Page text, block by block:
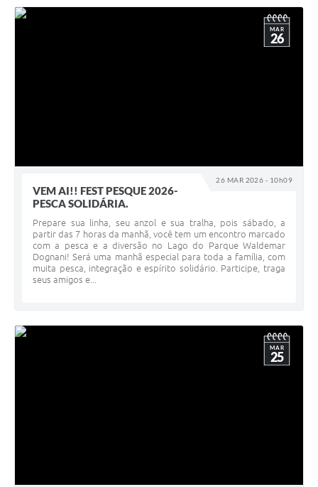
26 MAR 2026 - 10h09
MAR
26
VEM AI!! FEST PESQUE 2026-
PESCA SOLIDÁRIA.
Prepare sua linha, seu anzol e sua tralha, pois sábado, a
partir das 7 horas da manhã, você tem um encontro marcado
com a pesca e a diversão no Lago do Parque Waldemar
Dognani! Será uma manhã especial para toda a família, com
muita pesca, integração e espírito solidário. Participe, traga
seus amigos e...
MAR
25